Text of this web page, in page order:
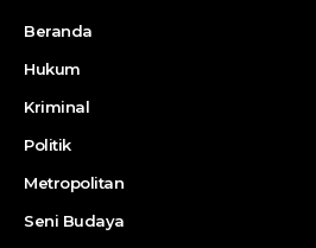
Beranda
Hukum
Kriminal
Politik
Metropolitan
Seni Budaya